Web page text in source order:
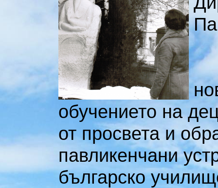
обучението на
от просвета и
павликенчани
българско